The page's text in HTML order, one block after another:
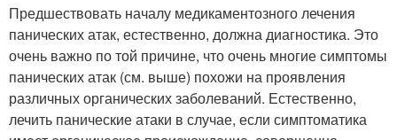
Предшествовать началу медикаментозного лечения
панических атак, естественно, должна диагностика. Это
очень важно по той причине, что очень многие симптомы
панических атак (см. выше) похожи на проявления
различных органических заболеваний. Естественно,
лечить панические атаки в случае, если симптоматика